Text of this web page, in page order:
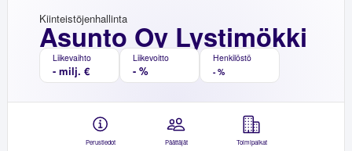
Asunto Oy Lystimökki
Kiinteistöjenhallinta
Liikevaihto
- milj. €
Liikevoitto
- %
Henkilöstö
- %
Perustiedot Päättäjät Toimipaikat